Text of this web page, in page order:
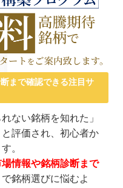
まで確認できる注目サ
ない銘柄を知れた」
と評価され、初心者か
。
情報や銘柄診断まで
銘柄選びに悩むよ